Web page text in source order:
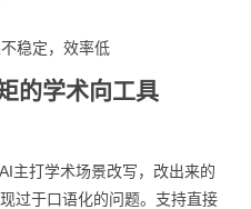
稳定，效率低
的学术向工具
主打学术场景改写，改出来的
过于口语化的问题。支持直接